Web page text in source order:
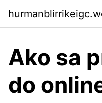
Ako sa
do